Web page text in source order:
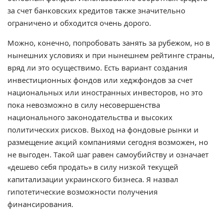
за счет банковских кредитов также значительно
ограничено и обходится очень дорого.
Можно, конечно, попробовать занять за рубежом, но в
нынешних условиях и при нынешнем рейтинге страны,
вряд ли это осуществимо. Есть вариант создания
инвестиционных фондов или хеджфондов за счет
национальных или иностранных инвесторов, но это
пока невозможно в силу несовершенства
национального законодательства и высоких
политических рисков. Выход на фондовые рынки и
размещение акций компаниями сегодня возможен, но
не выгоден. Такой шаг равен самоубийству и означает
«дешево себя продать» в силу низкой текущей
капитализации украинского бизнеса. Я назвал
гипотетические возможности получения
финансирования.